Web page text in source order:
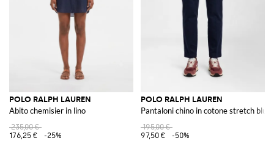
POLO RALPH LAUREN
Abito chemisier in lino
235,00 €
176,25 €
-25%
POLO RALPH LAUREN
Pantaloni chino in cotone stretch blu
195,00 €
97,50 €
-50%